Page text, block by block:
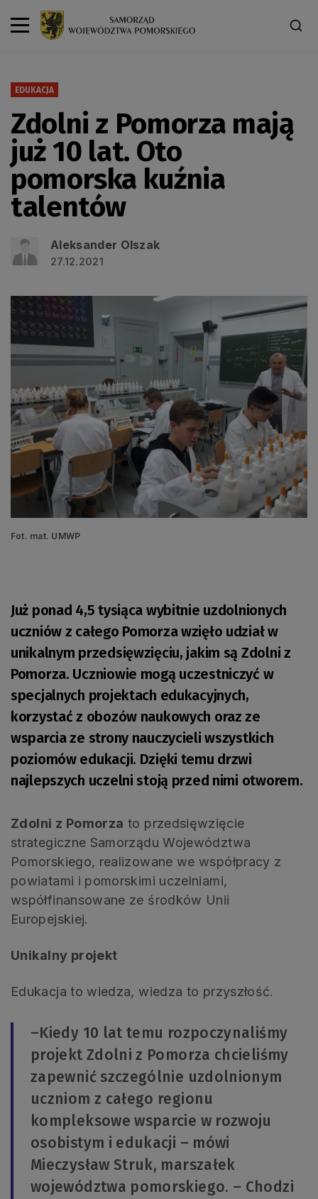
EDUKACJA
Zdolni z Pomorza mają
już 10 lat. Oto
pomorska kuźnia
talentów
Aleksander Olszak
27.12.2021
Fot. mat. UMWP
Już ponad 4,5 tysiąca wybitnie uzdolnionych
uczniów z całego Pomorza wzięło udział w
unikalnym przedsięwzięciu, jakim są Zdolni z
Pomorza. Uczniowie mogą uczestniczyć w
specjalnych projektach edukacyjnych,
korzystać z obozów naukowych oraz ze
wsparcia ze strony nauczycieli wszystkich
poziomów edukacji. Dzięki temu drzwi
najlepszych uczelni stoją przed nimi otworem.
Zdolni z Pomorza to przedsięwzięcie
strategiczne Samorządu Województwa
Pomorskiego, realizowane we współpracy z
powiatami i pomorskimi uczelniami,
współfinansowane ze środków Unii
Europejskiej.
Unikalny projekt
Edukacja to wiedza, wiedza to przyszłość.
–Kiedy 10 lat temu rozpoczynaliśmy
projekt Zdolni z Pomorza chcieliśmy
zapewnić szczególnie uzdolnionym
uczniom z całego regionu
kompleksowe wsparcie w rozwoju
osobistym i edukacji – mówi
Mieczysław Struk, marszałek
województwa pomorskiego. – Chodzi